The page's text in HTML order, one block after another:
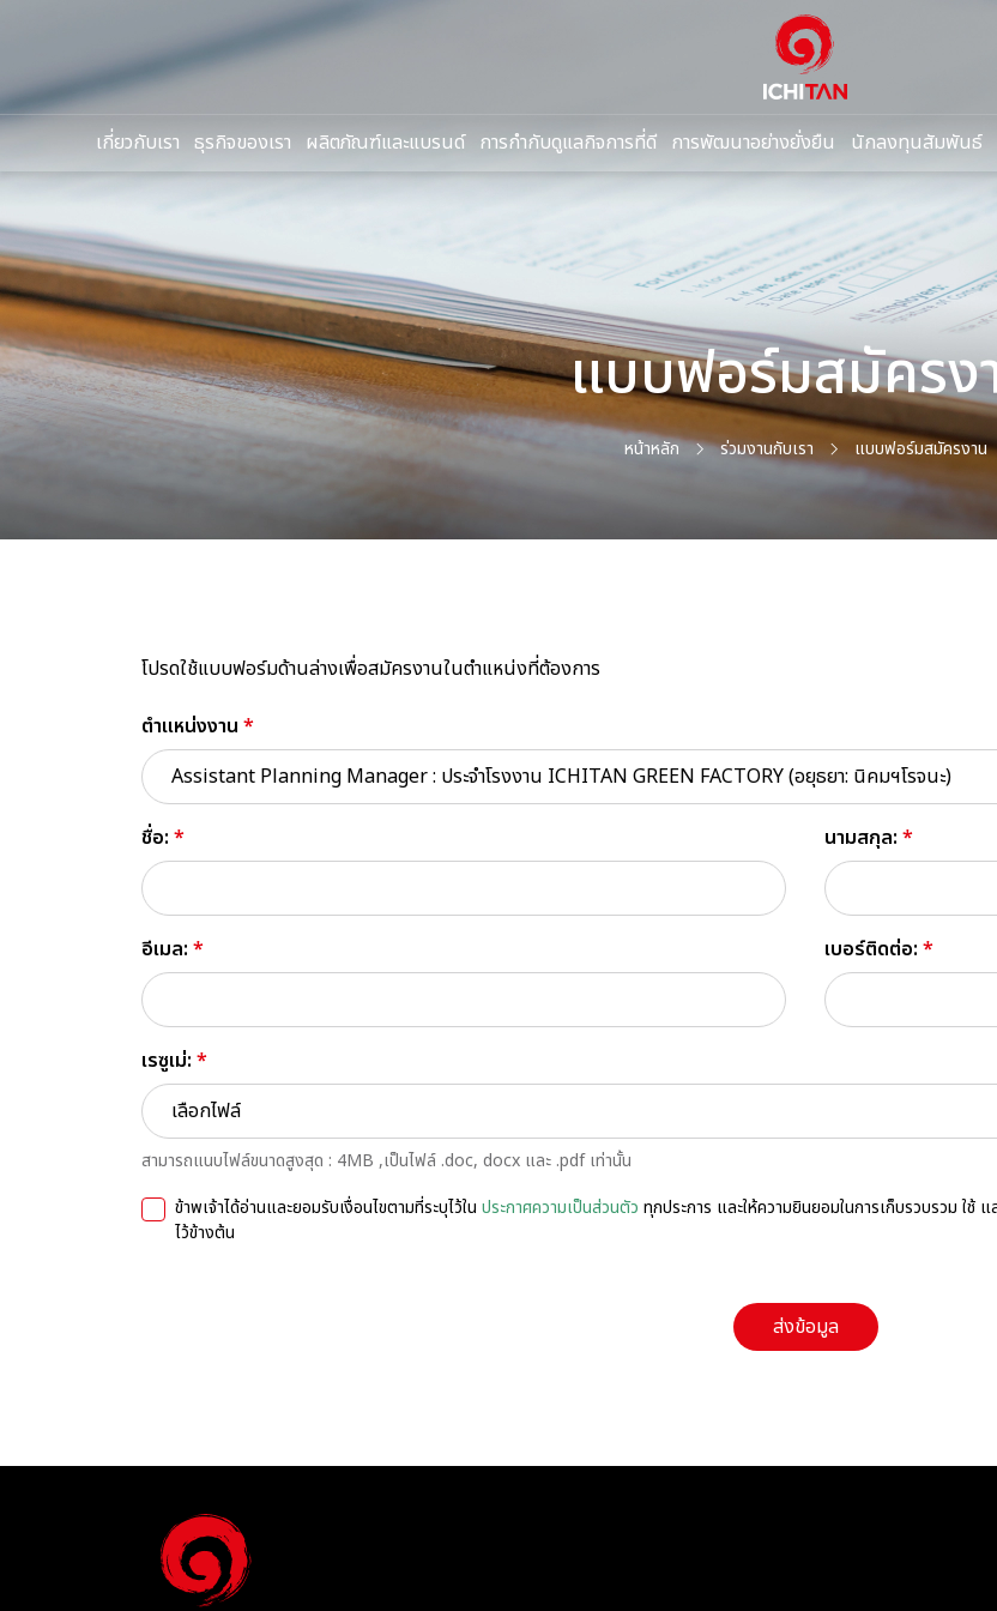
เกี่ยวกับเรา ธุรกิจของเรา ผลิตภัณฑ์และแบรนด์ การกำกับดูแลกิจการที่ดี การพัฒนาอย่างยั่งยืน นักลงทุนสัมพันธ์
แบบฟอร์มสมัครง
หน้าหลัก ร่วมงานกับเรา แบบฟอร์มสมัครงาน
โปรดใช้แบบฟอร์มด้านล่างเพื่อสมัครงานในตำแหน่งที่ต้องการ
ตำแหน่งงาน *
Assistant Planning Manager : ประจำโรงงาน ICHITAN GREEN FACTORY (อยุธยา: นิคมฯโรจนะ)
ชื่อ: * นามสกุล: *
อีเมล: * เบอร์ติดต่อ: *
เรซูเม่: *
เลือกไฟล์
สามารถแนบไฟล์ขนาดสูงสุด : 4MB ,เป็นไฟล์ .doc, docx และ .pdf เท่านั้น
ข้าพเจ้าได้อ่านและยอมรับเงื่อนไขตามที่ระบุไว้ใน ประกาศความเป็นส่วนตัว ทุกประการ และให้ความยินยอมในการเก็บรวบรวม ใช้
ไว้ข้างต้น
ส่งข้อมูล